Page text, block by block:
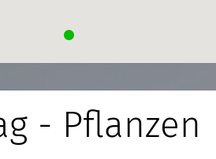
- Pflanzen